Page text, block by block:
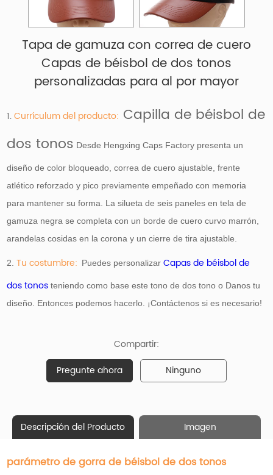
Tapa de gamuza con correa de cuero
Capas de béisbol de dos tonos
personalizadas para al por mayor
1.Currículum del producto: Capilla de béisbol de
dos tonos Desde Hengxing Caps Factory presenta un
diseño de color bloqueado, correa de cuero ajustable, frente
atlético reforzado y pico previamente empeñado con memoria
para mantener su forma. La silueta de seis paneles en tela de
gamuza negra se completa con un borde de cuero curvo marrón,
arandelas cosidas en la corona y un cierre de tira ajustable.
2.Tu costumbre: Puedes personalizarCapas de béisbol de
dos tonos teniendo como base este tono de dos tono o Danos tu
diseño. Entonces podemos hacerlo. ¡Contáctenos si es necesario!
Compartir:
Pregunte ahora
Ninguno
Descripción del Producto Imagen
parámetro de gorra de béisbol de dos tonos